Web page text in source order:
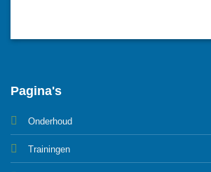
Pagina's
Onderhoud
Trainingen